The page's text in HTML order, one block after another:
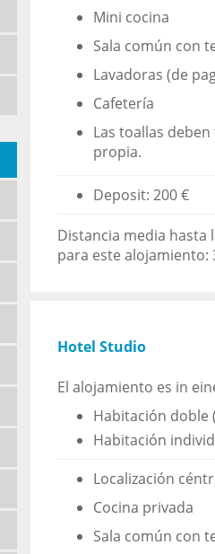
Mini cocina
Sala común con
Lavadoras (de
Cafetería
Las toallas
propia.
Deposit: 200 €
Distancia media hasta
para este alojamiento:
Hotel Studio
El alojamiento es in
Habitación doble
Habitación
Localización
Cocina privada
Sala común con